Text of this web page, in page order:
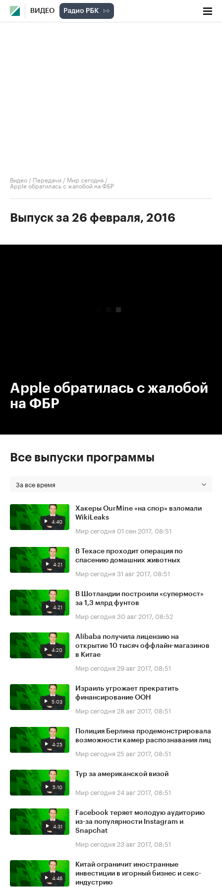
ВИДЕО
Видео / Передачи / Мир сегодня /
Apple обратилась с жалобой на ФБР
Выпуск за 26 февраля, 2016
Apple обратилась с жалобой
на ФБР
Все выпуски программы
За все время
4:40
Хакеры OurMine «на спор» взломали
WikiLeaks
Мир сегодня 01 сен 2017, 08:51
4:21
В Техасе проходит операция по
спасению домашних животных
Мир сегодня 31 авг 2017, 08:51
4:21
В Шотландии построили «супермост»
за 1,3 млрд фунтов
Мир сегодня 30 авг 2017, 08:52
4:20
Alibaba получила лицензию на
открытие 10 тысяч оффлайн-магазинов
в Китае
Мир сегодня 29 авг 2017, 08:51
5:03
Израиль угрожает прекратить
финансирование ООН
Мир сегодня 28 авг 2017, 08:51
4:25
Полиция Берлина продемонстрировала
возможности камер распознавания лиц
Мир сегодня 25 авг 2017, 08:51
5:10
Тур за американской визой
Мир сегодня 24 авг 2017, 08:51
4:31
Facebook теряет молодую аудиторию
из-за популярности Instagram и
Snapchat
Мир сегодня 23 авг 2017, 08:51
4:46
Китай ограничит иностранные
инвестиции в игорный бизнес и секс-
индустрию